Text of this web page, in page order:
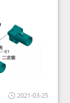
2021-03-25